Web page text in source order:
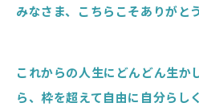
みなさま、こちらこそありがと
これからの人生にどんどん生か
ら、枠を超えて自由に自分らし